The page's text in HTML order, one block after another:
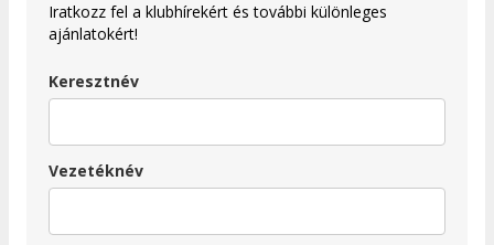
Iratkozz fel a klubhírekért és további különleges
ajánlatokért!
Keresztnév
Vezetéknév